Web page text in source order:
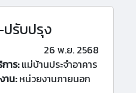
รับปรุง
26 พ.ย. 2568
าร:แม่บ้านประจำอาคาร
าน:หน่วยงานภายนอก